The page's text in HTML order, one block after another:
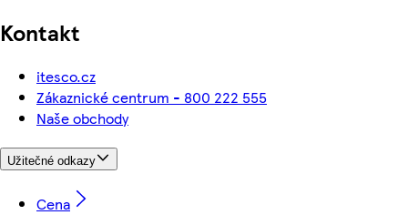
Kontakt
itesco.cz
Zákaznické centrum - 800 222 555
Naše obchody
Užitečné odkazy
Cena